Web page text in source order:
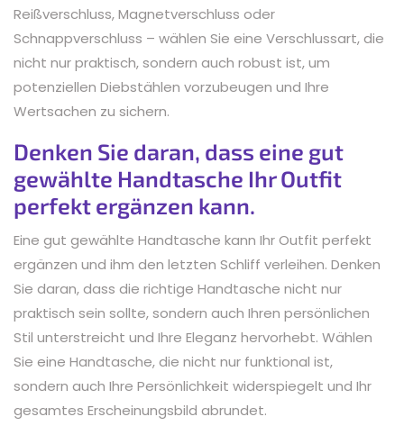
Reißverschluss, Magnetverschluss oder
Schnappverschluss – wählen Sie eine Verschlussart, die
nicht nur praktisch, sondern auch robust ist, um
potenziellen Diebstählen vorzubeugen und Ihre
Wertsachen zu sichern.
Denken Sie daran, dass eine gut
gewählte Handtasche Ihr Outfit
perfekt ergänzen kann.
Eine gut gewählte Handtasche kann Ihr Outfit perfekt
ergänzen und ihm den letzten Schliff verleihen. Denken
Sie daran, dass die richtige Handtasche nicht nur
praktisch sein sollte, sondern auch Ihren persönlichen
Stil unterstreicht und Ihre Eleganz hervorhebt. Wählen
Sie eine Handtasche, die nicht nur funktional ist,
sondern auch Ihre Persönlichkeit widerspiegelt und Ihr
gesamtes Erscheinungsbild abrundet.